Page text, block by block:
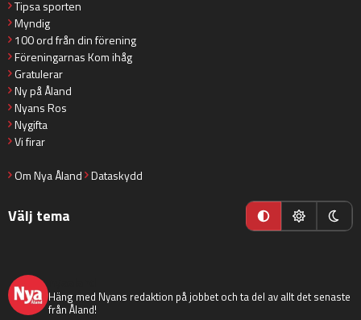
Tipsa sporten
Myndig
100 ord från din förening
Föreningarnas Kom ihåg
Gratulerar
Ny på Åland
Nyans Ros
Nygifta
Vi firar
Om Nya Åland Dataskydd
Välj tema
Häng med Nyans redaktion på jobbet och ta del av allt det senaste
från Åland!